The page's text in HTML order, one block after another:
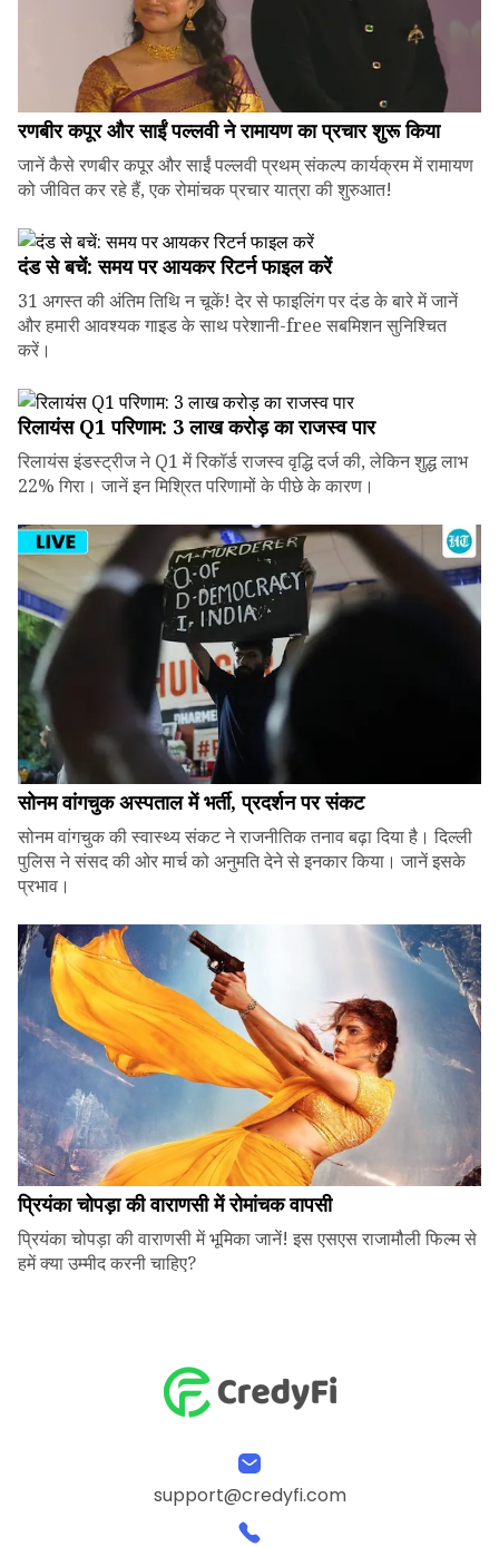
रणबीर कपूर और साईं पल्लवी ने रामायण का प्रचार शुरू किया
जानें कैसे रणबीर कपूर और साईं पल्लवी प्रथम् संकल्प कार्यक्रम में रामायण
को जीवित कर रहे हैं, एक रोमांचक प्रचार यात्रा की शुरुआत!
दंड से बचें: समय पर आयकर रिटर्न फाइल करें
31 अगस्त की अंतिम तिथि न चूकें! देर से फाइलिंग पर दंड के बारे में जानें
और हमारी आवश्यक गाइड के साथ परेशानी-free सबमिशन सुनिश्चित
करें।
रिलायंस Q1 परिणाम: ₹3 लाख करोड़ का राजस्व पार
रिलायंस इंडस्ट्रीज ने Q1 में रिकॉर्ड राजस्व वृद्धि दर्ज की, लेकिन शुद्ध लाभ
22% गिरा। जानें इन मिश्रित परिणामों के पीछे के कारण।
सोनम वांगचुक अस्पताल में भर्ती, प्रदर्शन पर संकट
सोनम वांगचुक की स्वास्थ्य संकट ने राजनीतिक तनाव बढ़ा दिया है। दिल्ली
पुलिस ने संसद की ओर मार्च को अनुमति देने से इनकार किया। जानें इसके
प्रभाव।
प्रियंका चोपड़ा की वाराणसी में रोमांचक वापसी
प्रियंका चोपड़ा की वाराणसी में भूमिका जानें! इस एसएस राजामौली फिल्म से
हमें क्या उम्मीद करनी चाहिए?
support@credyfi.com